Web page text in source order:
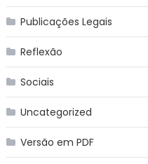
Publicações Legais
Reflexão
Sociais
Uncategorized
Versão em PDF